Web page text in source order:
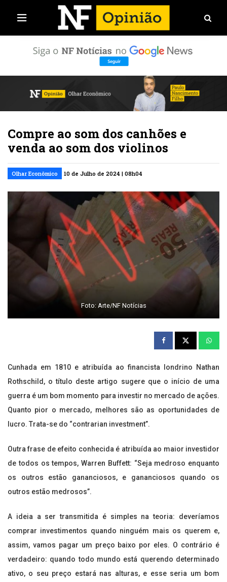
Compre ao som dos canhões e
venda ao som dos violinos
Olhar Econômico 10 de Julho de 2024 | 08h04
Foto: Arte/NF Notícias
Cunhada em 1810 e atribuída ao financista londrino Nathan
Rothschild, o título deste artigo sugere que o início de uma
guerra é um bom momento para investir no mercado de ações.
Quanto pior o mercado, melhores são as oportunidades de
lucro. Trata-se do “contrarian investment”.
Outra frase de efeito conhecida é atribuída ao maior investidor
de todos os tempos, Warren Buffett: “Seja medroso enquanto
os outros estão gananciosos, e gananciosos quando os
outros estão medrosos”.
A ideia a ser transmitida é simples na teoria: deveríamos
comprar investimentos quando ninguém mais os querem e,
assim, vamos pagar um preço baixo por eles. O contrário é
verdadeiro: quando todo mundo está querendo determinado
ativo, o seu preço estará nas alturas, e esse seria um bom